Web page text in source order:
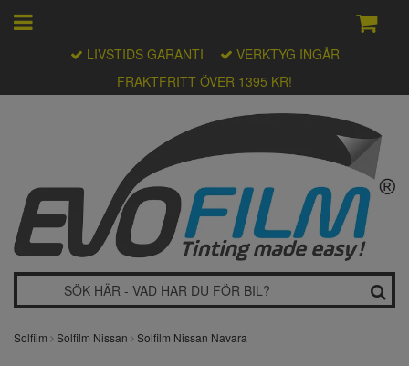
FRAKTFRITT ÖVER 1395 KR!
LIVSTIDS GARANTI VERKTYG INGÅR
Solfilm Solfilm Nissan Solfilm Nissan Navara